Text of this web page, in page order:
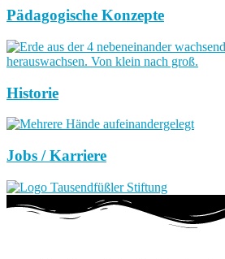
Pädagogische Konzepte
Historie
Jobs / Karriere